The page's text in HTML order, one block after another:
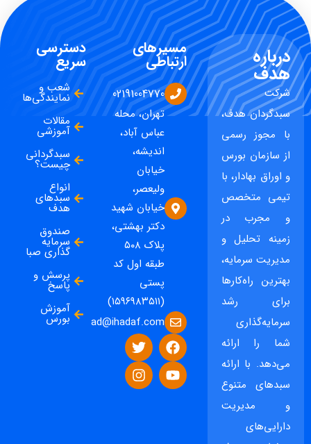
درباره
هدف
شرکت
سبدگردان هدف،
با مجوز رسمی
از سازمان بورس
و اوراق بهادار، با
تیمی متخصص
و مجرب در
زمینه تحلیل و
مدیریت سرمایه،
بهترین راه‌کارها
برای رشد
سرمایه‌گذاری
شما را ارائه
می‌دهد. با ارائه
سبدهای متنوع
و مدیریت
دارایی‌های
مسیرهای
ارتباطی
02191004770
تهران، محله
عباس آباد،
اندیشه،
خیابان
ولیعصر،
خیابان شهید
دکتر بهشتی،
پلاک ۵۰۸
طبقه اول کد
پستی
(۱۵۹۶۹۸۳۵۱۱)
ad@ihadaf.com
دسترسی
سریع
شعب و
نمایندگی‌ها
مقالات
آموزشی
سبدگردانی
چیست؟
انواع
سبدهای
هدف
صندوق
سرمایه
گذاری صبا
پرسش و
پاسخ
آموزش
بورس